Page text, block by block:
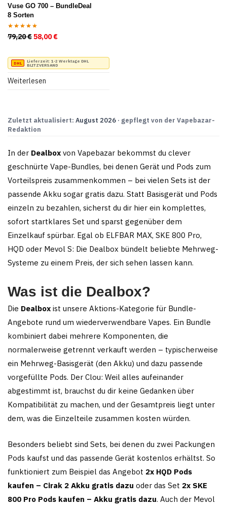
Vuse GO 700 – BundleDeal
8 Sorten
Bewertet
5
79,20€Ursprünglicher Preis war: 79,20 €
58,00€
Lieferzeit: 1-2 Werktage DHL
BLITZVERSAND
Weiterlesen
Zuletzt aktualisiert: August 2026 · gepflegt von der Vapebazar-
Redaktion
In der Dealbox von Vapebazar bekommst du clever
geschnürte Vape-Bundles, bei denen Gerät und Pods zum
Vorteilspreis zusammenkommen – bei vielen Sets ist der
passende Akku sogar gratis dazu. Statt Basisgerät und Pods
einzeln zu bezahlen, sicherst du dir hier ein komplettes,
sofort startklares Set und sparst gegenüber dem
Einzelkauf spürbar. Egal ob ELFBAR MAX, SKE 800 Pro,
HQD oder Mevol S: Die Dealbox bündelt beliebte Mehrweg-
Systeme zu einem Preis, der sich sehen lassen kann.
Was ist die Dealbox?
Die Dealbox ist unsere Aktions-Kategorie für Bundle-
Angebote rund um wiederverwendbare Vapes. Ein Bundle
kombiniert dabei mehrere Komponenten, die
normalerweise getrennt verkauft werden – typischerweise
ein Mehrweg-Basisgerät (den Akku) und dazu passende
vorgefüllte Pods. Der Clou: Weil alles aufeinander
abgestimmt ist, brauchst du dir keine Gedanken über
Kompatibilität zu machen, und der Gesamtpreis liegt unter
dem, was die Einzelteile zusammen kosten würden.
Besonders beliebt sind Sets, bei denen du zwei Packungen
Pods kaufst und das passende Gerät kostenlos erhältst. So
funktioniert zum Beispiel das Angebot 2x HQD Pods
kaufen – Cirak 2 Akku gratis dazu oder das Set 2x SKE
800 Pro Pods kaufen – Akku gratis dazu. Auch der Mevol